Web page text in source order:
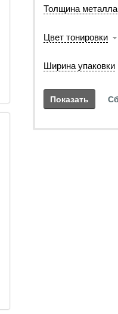
Толщина металла
Цвет тонировки
Ширина упаковки